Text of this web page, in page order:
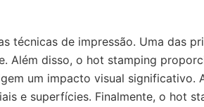
técnicas de impressão. Uma das
Além disso, o hot stamping
um impacto visual significativo.
e superfícies. Finalmente, o hot